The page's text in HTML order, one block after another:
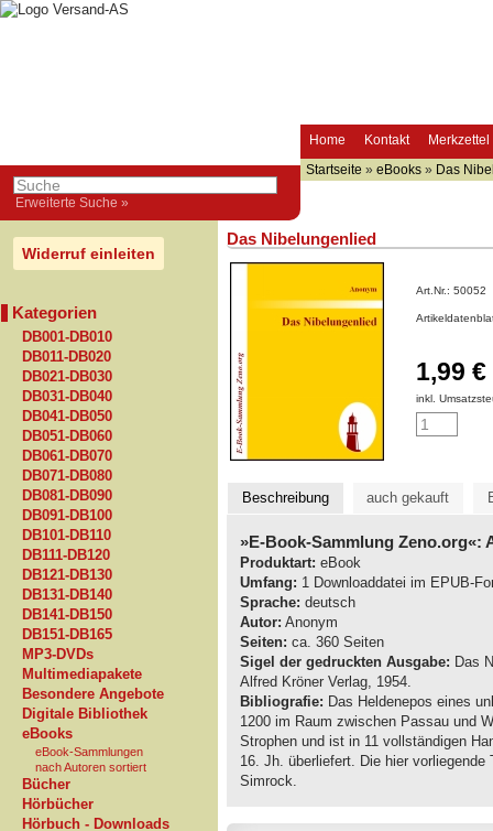
Home Kontakt Merkzettel
Erweiterte Suche »
Startseite » eBooks » Das
Widerruf einleiten
Kategorien
DB001-DB010
DB011-DB020
DB021-DB030
DB031-DB040
DB041-DB050
DB051-DB060
DB061-DB070
DB071-DB080
DB081-DB090
DB091-DB100
DB101-DB110
DB111-DB120
DB121-DB130
DB131-DB140
DB141-DB150
DB151-DB165
MP3-DVDs
Multimediapakete
Besondere Angebote
Digitale Bibliothek
eBooks
eBook-Sammlungen
nach Autoren sortiert
Bücher
Hörbücher
Hörbuch - Downloads
Das Nibelungenlied
Art.Nr.: 50052
1,99 €
inkl.
Beschreibung auch gekauft
»E-Book-Sammlung Zeno.org«:
Produktart: eBook
Umfang: 1 Downloaddatei im EPUB-
Sprache: deutsch
Autor: Anonym
Seiten: ca. 360 Seiten
Sigel der gedruckten Ausgabe: Das
Alfred Kröner Verlag, 1954.
Bibliografie: Das Heldenepos eines
1200 im Raum zwischen Passau und
Strophen und ist in 11 vollständigen
16. Jh. überliefert. Die hier
Simrock.